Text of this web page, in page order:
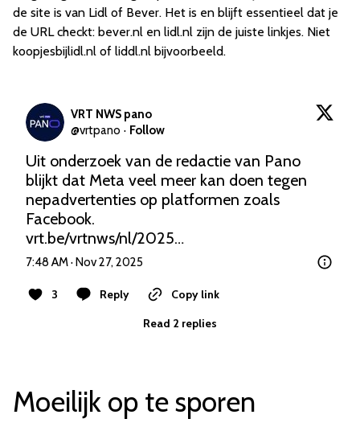
de site is van Lidl of Bever. Het is en blijft essentieel dat je
de URL checkt: bever.nl en lidl.nl zijn de juiste linkjes. Niet
koopjesbijlidl.nl of liddl.nl bijvoorbeeld.
VRT NWS pano
@vrtpano · Follow
Uit onderzoek van de redactie van Pano
blijkt dat Meta veel meer kan doen tegen
nepadvertenties op platformen zoals
vrt.be/vrtnws/nl/2025…
7:48 AM · Nov 27, 2025
3 Reply
Copy link
Read 2 replies
Moeilijk op te sporen